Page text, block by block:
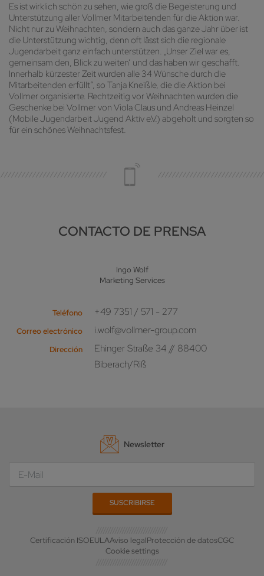
Es ist wirklich schön zu sehen, wie groß die Begeisterung und
Unterstützung aller Vollmer Mitarbeitenden für die Aktion war.
Nicht nur zu Weihnachten, sondern auch das ganze Jahr über ist
die Unterstützung wichtig, denn oft lässt sich die regionale
Jugendarbeit ganz einfach unterstützen. „Unser Ziel war es,
gemeinsam den, Blick zu weiten‘ und das haben wir geschafft.
Innerhalb kürzester Zeit wurden alle 34 Wünsche durch die
Mitarbeitenden erfüllt“, so Tanja Kneißle, die die Aktion bei
Vollmer organisierte. Rechtzeitig vor Weihnachten wurden die
Geschenke bei Vollmer von Viola Claus und Andreas Heinzel
(Mobile Jugendarbeit Jugend Aktiv e.V.) abgeholt und sorgten so
für ein schönes Weihnachtsfest.
CONTACTO DE PRENSA
Ingo Wolf
Marketing Services
Teléfono +49 7351 / 571 - 277
Correo electrónico i.wolf@vollmer-group.com
Dirección
Ehinger Straße 34 // 88400
Biberach/Riß
Newsletter
Certificación ISOEULAAviso legalProtección de datosCGC
Cookie settings